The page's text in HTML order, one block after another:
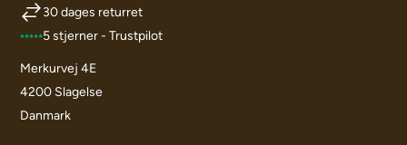
30 dages returret
5 stjerner - Trustpilot
Merkurvej 4E
4200 Slagelse
Danmark